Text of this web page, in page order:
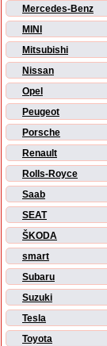
Mercedes-Benz
MINI
Mitsubishi
Nissan
Opel
Peugeot
Porsche
Renault
Rolls-Royce
Saab
SEAT
ŠKODA
smart
Subaru
Suzuki
Tesla
Toyota